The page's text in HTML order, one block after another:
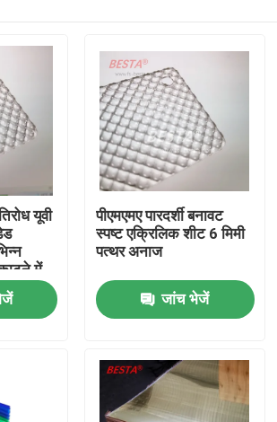
यूवी
में
पीएमएमए पारदर्शी बनावट
स्पष्ट एक्रिलिक शीट 6 मिमी
पत्थर अनाज
जांच भेजें